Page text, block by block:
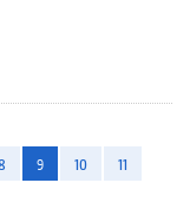
9 10
11